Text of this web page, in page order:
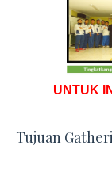
UNTUK
Tujuan